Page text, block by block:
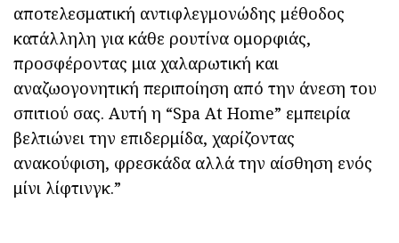
αποτελεσματική αντιφλεγμονώδης μέθοδος
κατάλληλη για κάθε ρουτίνα ομορφιάς,
προσφέροντας μια χαλαρωτική και
αναζωογονητική περιποίηση από την άνεση του
σπιτιού σας. Αυτή η “Spa At Home” εμπειρία
βελτιώνει την επιδερμίδα, χαρίζοντας
ανακούφιση, φρεσκάδα αλλά την αίσθηση ενός
μίνι λίφτινγκ.”